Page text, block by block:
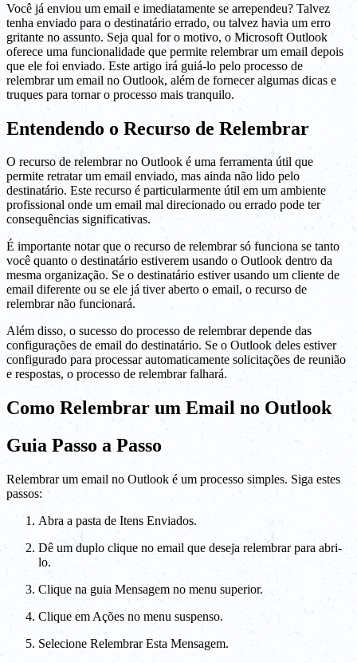
Você já enviou um email e imediatamente se arrependeu? Talvez
tenha enviado para o destinatário errado, ou talvez havia um erro
gritante no assunto. Seja qual for o motivo, o Microsoft Outlook
oferece uma funcionalidade que permite relembrar um email depois
que ele foi enviado. Este artigo irá guiá-lo pelo processo de
relembrar um email no Outlook, além de fornecer algumas dicas e
truques para tornar o processo mais tranquilo.
Entendendo o Recurso de Relembrar
O recurso de relembrar no Outlook é uma ferramenta útil que
permite retratar um email enviado, mas ainda não lido pelo
destinatário. Este recurso é particularmente útil em um ambiente
profissional onde um email mal direcionado ou errado pode ter
consequências significativas.
É importante notar que o recurso de relembrar só funciona se tanto
você quanto o destinatário estiverem usando o Outlook dentro da
mesma organização. Se o destinatário estiver usando um cliente de
email diferente ou se ele já tiver aberto o email, o recurso de
relembrar não funcionará.
Além disso, o sucesso do processo de relembrar depende das
configurações de email do destinatário. Se o Outlook deles estiver
configurado para processar automaticamente solicitações de reunião
e respostas, o processo de relembrar falhará.
Como Relembrar um Email no Outlook
Guia Passo a Passo
Relembrar um email no Outlook é um processo simples. Siga estes
passos:
Abra a pasta de Itens Enviados.
Dê um duplo clique no email que deseja relembrar para abri-
lo.
Clique na guia Mensagem no menu superior.
Clique em Ações no menu suspenso.
Selecione Relembrar Esta Mensagem.